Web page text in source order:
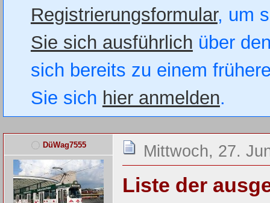
Registrierungsformular, um
Sie sich ausführlich über
sich bereits zu einem
Sie sich hier anmelden.
DüWag7555 Mittwoch, 27.
Liste der